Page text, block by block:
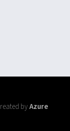
byAzure